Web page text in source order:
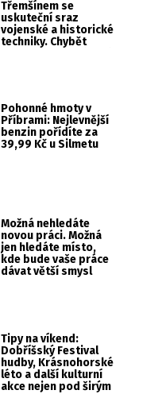
Třemšínem se
uskuteční sraz
vojenské a historické
techniky. Chybět
Pohonné hmoty v
Příbrami: Nejlevnější
benzin pořídíte za
39,99 Kč u Silmetu
Možná nehledáte
novou práci. Možná
jen hledáte místo,
kde bude vaše práce
dávat větší smysl
Tipy na víkend:
Dobříšský Festival
hudby, Krásnohorské
léto a další kulturní
akce nejen pod širým